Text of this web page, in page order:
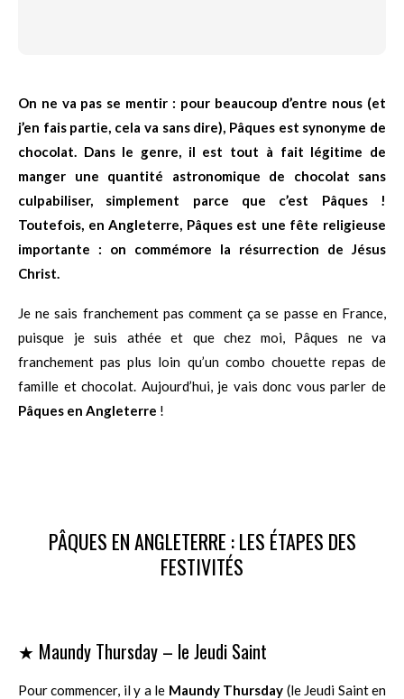
On ne va pas se mentir : pour beaucoup d’entre nous (et
j’en fais partie, cela va sans dire), Pâques est synonyme de
chocolat. Dans le genre, il est tout à fait légitime de
manger une quantité astronomique de chocolat sans
culpabiliser, simplement parce que c’est Pâques !
Toutefois, en Angleterre, Pâques est une fête religieuse
importante : on commémore la résurrection de Jésus
Christ.
Je ne sais franchement pas comment ça se passe en France,
puisque je suis athée et que chez moi, Pâques ne va
franchement pas plus loin qu’un combo chouette repas de
famille et chocolat. Aujourd’hui, je vais donc vous parler de
Pâques en Angleterre !
PÂQUES EN ANGLETERRE : LES ÉTAPES DES
FESTIVITÉS
★ Maundy Thursday – le Jeudi Saint
Pour commencer, il y a le Maundy Thursday (le Jeudi Saint en